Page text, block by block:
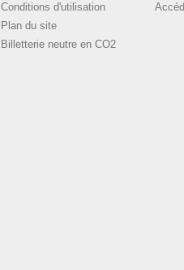
Conditions d'utilisation
Plan du site
Billetterie neutre en CO2